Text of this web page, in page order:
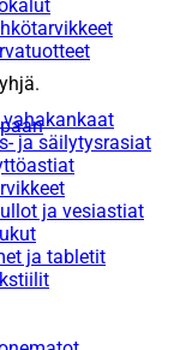
ja säilytysrasiat
ja vesiastiat
ja tabletit